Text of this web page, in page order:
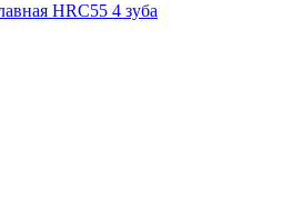
HRC55 4 зуба